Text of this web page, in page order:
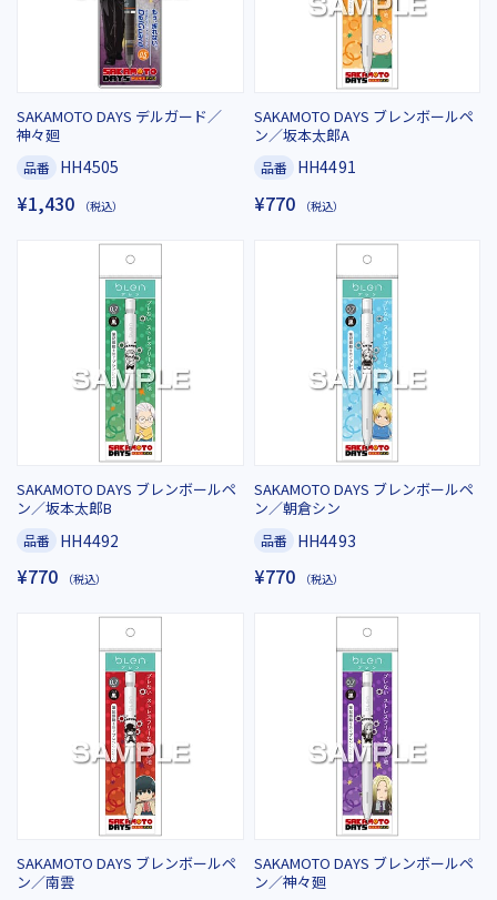
SAKAMOTO DAYS デルガード／
神々廻
品番 HH4505
¥1,430 （税込）
SAKAMOTO DAYS ブレンボールペ
ン／坂本太郎A
品番 HH4491
¥770 （税込）
SAKAMOTO DAYS ブレンボールペ
ン／坂本太郎B
品番 HH4492
¥770 （税込）
SAKAMOTO DAYS ブレンボールペ
ン／朝倉シン
品番 HH4493
¥770 （税込）
SAKAMOTO DAYS ブレンボールペ
ン／南雲
SAKAMOTO DAYS ブレンボールペ
ン／神々廻